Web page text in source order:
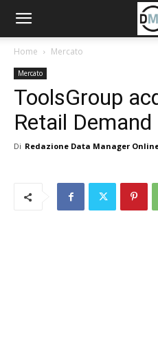
Home Mercato
Mercato
ToolsGroup
Retail
Di Redazione Data Manager